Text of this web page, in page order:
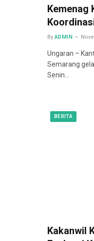
Kemenag
By ADMIN
Ungaran –
Semarang
Senin…
BERITA
Kakanwil